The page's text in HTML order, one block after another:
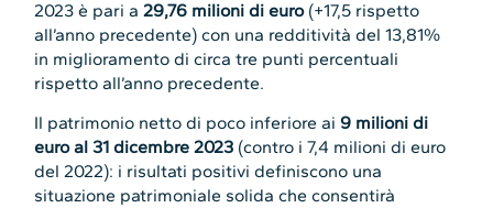
2023 è pari a 29,76 milioni di euro(+17,5 rispetto
all’anno precedente) con una redditività del 13,81%
in miglioramento di circa tre punti percentuali
rispetto all’anno precedente.
Il patrimonio netto di poco inferiore ai9 milioni di
euro al 31 dicembre 2023 (contro i 7,4 milioni di euro
del 2022): i risultati positivi definiscono una
situazione patrimoniale solida che consentirà